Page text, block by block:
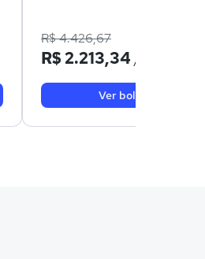
R$ 4.426,67
R$ 2.213,34 /mês
Ver bolsa